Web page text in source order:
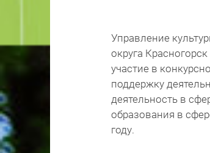
Управление
округа
участие в
поддержку
деятельность в
образования в
году.